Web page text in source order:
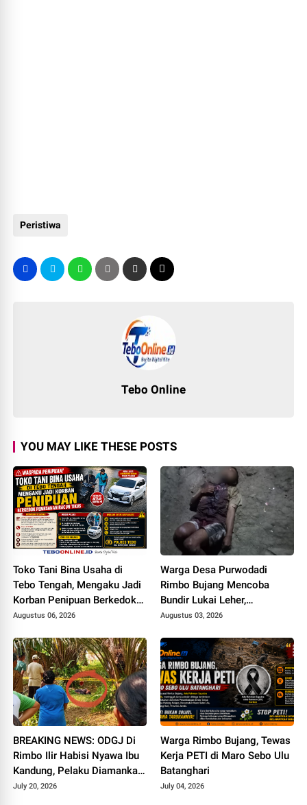
Peristiwa
Tebo Online
YOU MAY LIKE THESE POSTS
Toko Tani Bina Usaha di
Tebo Tengah, Mengaku Jadi
Korban Penipuan Berkedok
Pemesanan Racun Tikus
Augustus 06, 2026
Warga Desa Purwodadi
Rimbo Bujang Mencoba
Bundir Lukai Leher,
Sebelumnya Pernah Potong
Augustus 03, 2026
BREAKING NEWS: ODGJ Di
Rimbo Ilir Habisi Nyawa Ibu
Kandung, Pelaku Diamankan
di Mapolsek
July 20, 2026
Warga Rimbo Bujang, Tewas
Kerja PETI di Maro Sebo Ulu
Batanghari
July 04, 2026